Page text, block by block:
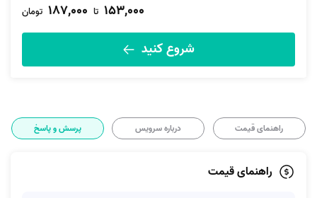
153,000 تا 187,000 تومان
شروع کنید
راهنمای قیمت درباره سرویس پرسش و پاسخ
راهنمای قیمت